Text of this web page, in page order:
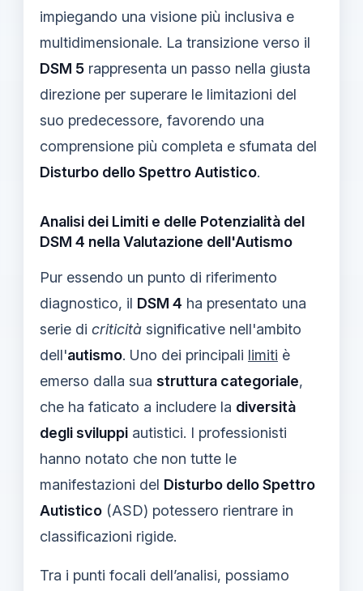
impiegando una visione più inclusiva e
multidimensionale. La transizione verso il
DSM 5 rappresenta un passo nella giusta
direzione per superare le limitazioni del
suo predecessore, favorendo una
comprensione più completa e sfumata del
Disturbo dello Spettro Autistico.
Analisi dei Limiti e delle Potenzialità del
DSM 4 nella Valutazione dell'Autismo
Pur essendo un punto di riferimento
diagnostico, il DSM 4 ha presentato una
serie di criticità significative nell'ambito
dell'autismo. Uno dei principali limiti è
emerso dalla sua struttura categoriale,
che ha faticato a includere la diversità
degli sviluppi autistici. I professionisti
hanno notato che non tutte le
manifestazioni del Disturbo dello Spettro
Autistico (ASD) potessero rientrare in
classificazioni rigide.
Tra i punti focali dell’analisi, possiamo